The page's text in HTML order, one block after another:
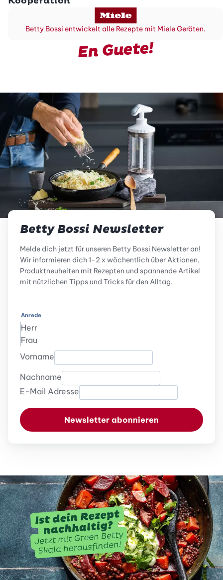
Betty Bossi entwickelt alle Rezepte mit Miele Geräten.
En Guete!
Betty Bossi Newsletter
Melde dich jetzt für unseren Betty Bossi Newsletter an!
Wir informieren dich 1-2 x wöchentlich über Aktionen,
Produktneuheiten mit Rezepten und spannende Artikel
mit nützlichen Tipps und Tricks für den Alltag.
Anrede
Herr
Frau
Vorname
Nachname
E-Mail Adresse
Newsletter abonnieren